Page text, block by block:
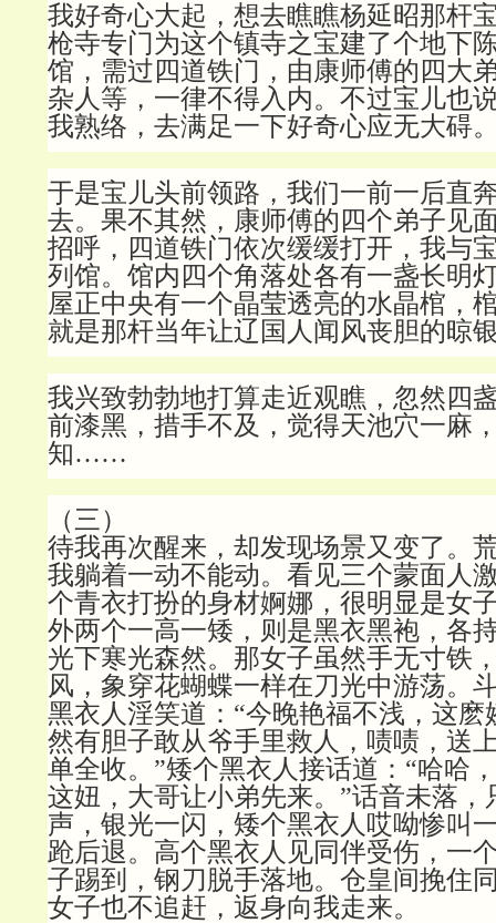
我好奇心大起，想去瞧瞧杨延昭那杆
枪寺专门为这个镇寺之宝建了个地下
馆，需过四道铁门，由康师傅的四大
杂人等，一律不得入内。不过宝儿也
我熟络，去满足一下好奇心应无大碍
于是宝儿头前领路，我们一前一后直
去。果不其然，康师傅的四个弟子见
招呼，四道铁门依次缓缓打开，我与
列馆。馆内四个角落处各有一盏长明
屋正中央有一个晶莹透亮的水晶棺，
就是那杆当年让辽国人闻风丧胆的晾
我兴致勃勃地打算走近观瞧，忽然四
前漆黑，措手不及，觉得天池穴一麻
知……
（三）
待我再次醒来，却发现场景又变了。
我躺着一动不能动。看见三个蒙面人
个青衣打扮的身材婀娜，很明显是女
外两个一高一矮，则是黑衣黑袍，各
光下寒光森然。那女子虽然手无寸铁
风，象穿花蝴蝶一样在刀光中游荡。
黑衣人淫笑道：“今晚艳福不浅，这麽
然有胆子敢从爷手里救人，啧啧，送
单全收。”矮个黑衣人接话道：“哈哈
这妞，大哥让小弟先来。”话音未落，
声，银光一闪，矮个黑衣人哎呦惨叫
跄后退。高个黑衣人见同伴受伤，一
子踢到，钢刀脱手落地。仓皇间挽住
女子也不追赶，返身向我走来。